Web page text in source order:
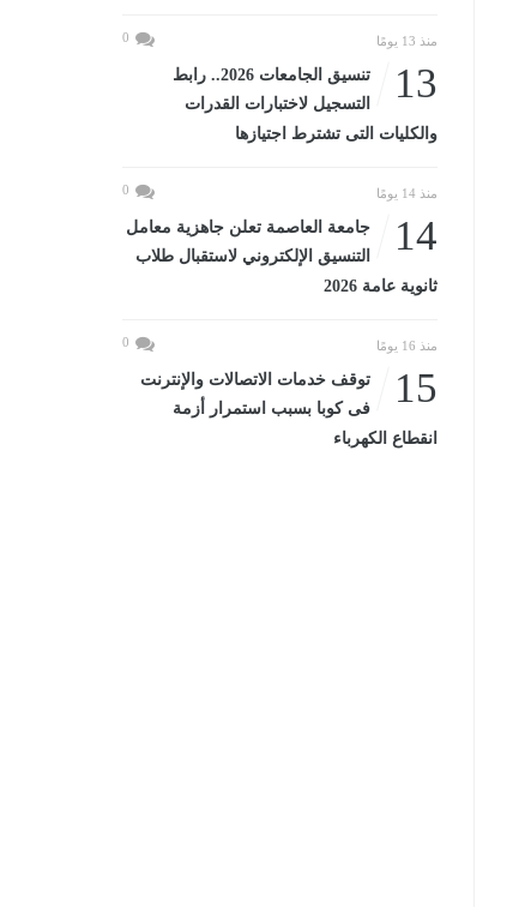
منذ 13 يومًا 0
13
تنسيق الجامعات 2026.. رابط
التسجيل لاختبارات القدرات
والكليات التى تشترط اجتيازها
منذ 14 يومًا 0
14
جامعة العاصمة تعلن جاهزية معامل
التنسيق الإلكتروني لاستقبال طلاب
ثانوية عامة 2026
منذ 16 يومًا 0
15
توقف خدمات الاتصالات والإنترنت
فى كوبا بسبب استمرار أزمة
انقطاع الكهرباء